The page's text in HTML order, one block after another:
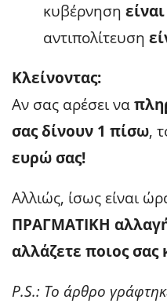
κυβέρνηση
αντιπολίτευση
Κλείνοντας:
Αν σας αρέσει να
σας δίνουν 1 πίσω,
ευρώ σας!
Αλλιώς, ίσως είναι
ΠΡΑΓΜΑΤΙΚΗ
αλλάζετε ποιος σας
P.S.: Το άρθρο